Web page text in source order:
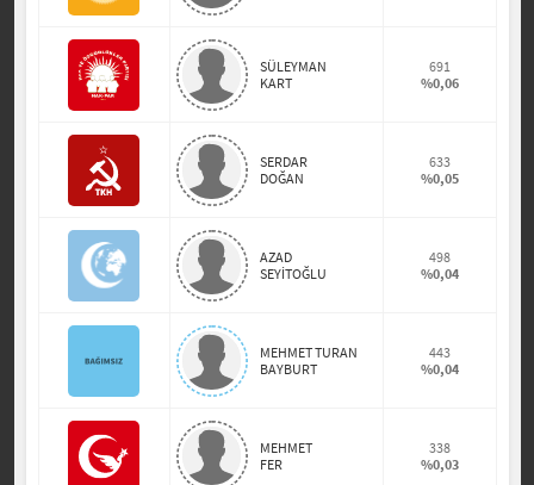
SÜLEYMAN
KART
691
%0,06
SERDAR
DOĞAN
633
%0,05
AZAD
SEYİTOĞLU
498
%0,04
MEHMET TURAN
BAYBURT
443
%0,04
MEHMET
FER
338
%0,03